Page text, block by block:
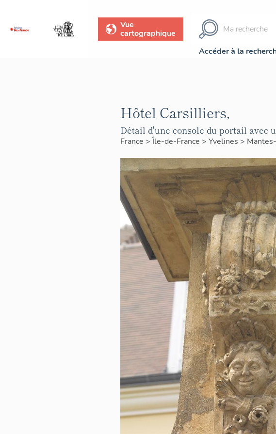
Vue
cartographique
Accéder à la
Hôtel Carsilliers,
Détail d'une console du portail avec
France >Île-de-France > Yvelines >